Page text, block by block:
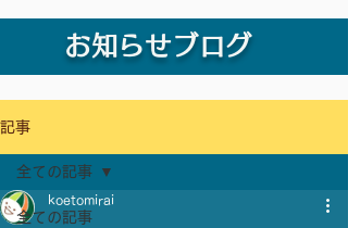
お知らせブログ
記事
全ての記事
全ての記事
koetomirai